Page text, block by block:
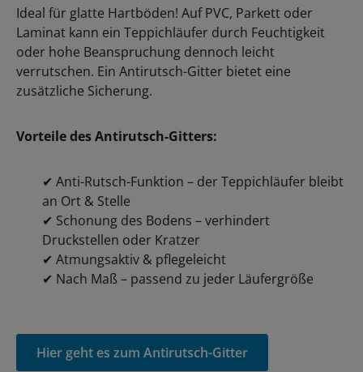
Ideal für glatte Hartböden! Auf PVC, Parkett oder
Laminat kann ein Teppichläufer durch Feuchtigkeit
oder hohe Beanspruchung dennoch leicht
verrutschen. Ein Antirutsch-Gitter bietet eine
zusätzliche Sicherung.
Vorteile des Antirutsch-Gitters:
✔ Anti-Rutsch-Funktion – der Teppichläufer bleibt
an Ort & Stelle
✔ Schonung des Bodens – verhindert
Druckstellen oder Kratzer
✔ Atmungsaktiv & pflegeleicht
✔ Nach Maß – passend zu jeder Läufergröße
Hier geht es zum Antirutsch-Gitter